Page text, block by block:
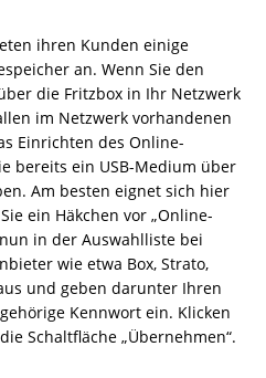
ihren Kunden einige
an. Wenn Sie den
die Fritzbox in Ihr Netzwerk
im Netzwerk vorhandenen
Einrichten des Online-
bereits ein USB-Medium über
Am besten eignet sich hier
ein Häkchen vor „Online-
in der Auswahlliste bei
wie etwa Box, Strato,
und geben darunter Ihren
Kennwort ein. Klicken
Schaltfläche „Übernehmen“.